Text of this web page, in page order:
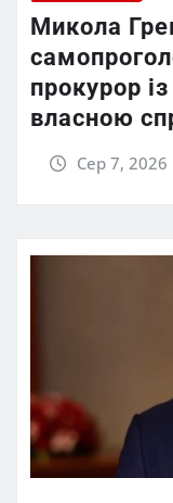
Микола
прокурор
власною
Сер 7, 2026